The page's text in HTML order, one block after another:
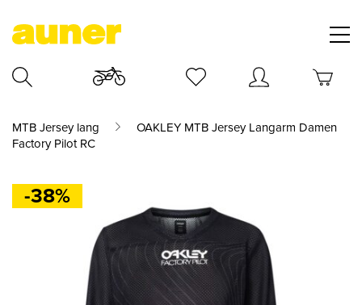
MTB Jersey lang
OAKLEY MTB Jersey Langarm Damen
Factory Pilot RC
-38%